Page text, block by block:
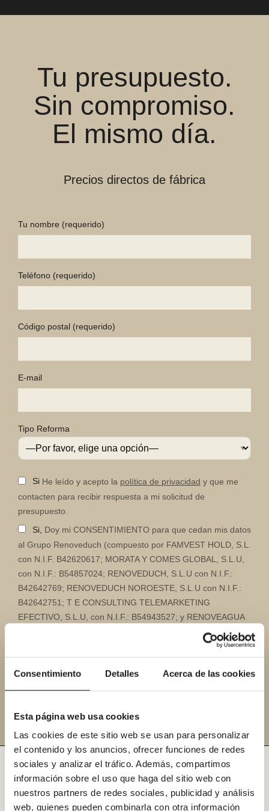
Consentimiento Detalles Acerca de las cookies
Esta página web usa cookies
Las cookies de este sitio web se usan para personalizar
el contenido y los anuncios, ofrecer funciones de redes
sociales y analizar el tráfico. Además, compartimos
información sobre el uso que haga del sitio web con
nuestros partners de redes sociales, publicidad y análisis
web, quienes pueden combinarla con otra información
Tu presupuesto.
Sin compromiso.
El mismo día.
Precios directos de fábrica
Tu nombre (requerido)
Teléfono (requerido)
Código postal (requerido)
E-mail
Tipo Reforma
Si He leído y acepto la política de privacidad y que me
contacten para recibir respuesta a mi solicitud de
presupuesto.
Si, Doy mi CONSENTIMIENTO para que cedan mis datos
al Grupo Renoveduch (compuesto por FAMVEST HOLD, S.L.
con N.I.F. B42620617; MORATA Y COMES GLOBAL, S.L.U,
con N.I.F.: B54857024; RENOVEDUCH, S.L.U con N.I.F.:
B42642769; RENOVEDUCH NOROESTE, S.L.U con N.I.F.:
B42642751; T E CONSULTING TELEMARKETING
EFECTIVO, S.L.U, con N.I.F.: B54943527; y RENOVEAGUA
EMANANTIAL, S.L.U., con N.I.F.: B44846939) con fines de
publicidad y comunicaciones comerciales por cualquier
medio.
Tipos de reformas de baños en